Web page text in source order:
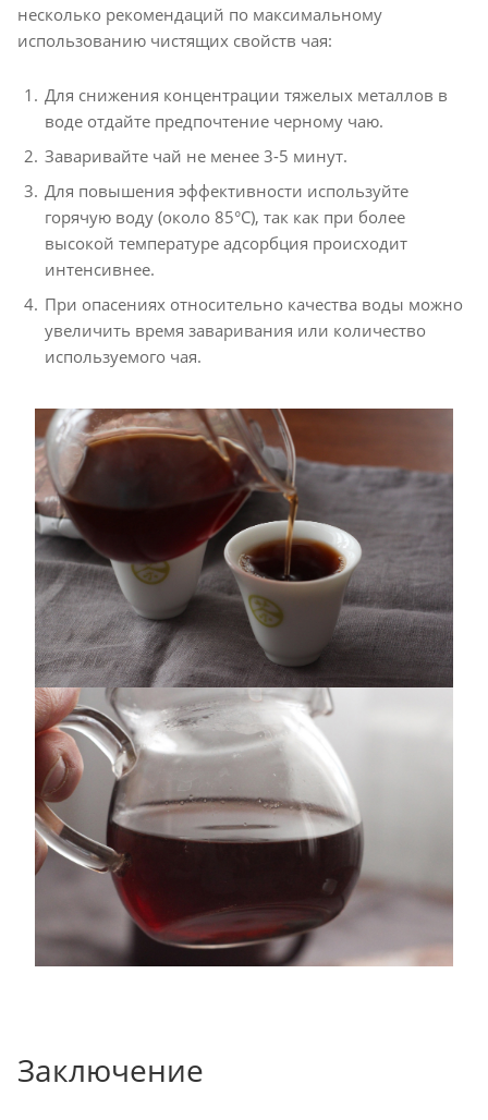
несколько рекомендаций по максимальному
использованию чистящих свойств чая:
Для снижения концентрации тяжелых металлов в
воде отдайте предпочтение черному чаю.
Заваривайте чай не менее 3-5 минут.
Для повышения эффективности используйте
горячую воду (около 85°C), так как при более
высокой температуре адсорбция происходит
интенсивнее.
При опасениях относительно качества воды можно
увеличить время заваривания или количество
используемого чая.
Заключение